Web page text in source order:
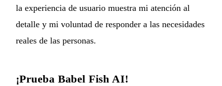
la experiencia de usuario muestra mi atención al
detalle y mi voluntad de responder a las necesidades
reales de las personas.
¡Prueba Babel Fish AI!